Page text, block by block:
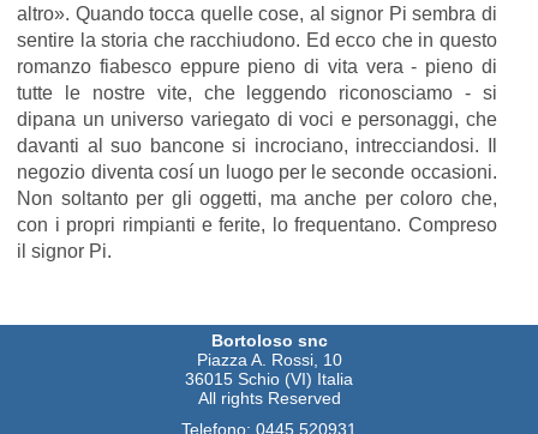
altro». Quando tocca quelle cose, al signor Pi sembra di
sentire la storia che racchiudono. Ed ecco che in questo
romanzo fiabesco eppure pieno di vita vera - pieno di
tutte le nostre vite, che leggendo riconosciamo - si
dipana un universo variegato di voci e personaggi, che
davanti al suo bancone si incrociano, intrecciandosi. Il
negozio diventa cosí un luogo per le seconde occasioni.
Non soltanto per gli oggetti, ma anche per coloro che,
con i propri rimpianti e ferite, lo frequentano. Compreso
il signor Pi.
Bortoloso snc
Piazza A. Rossi, 10
36015 Schio (VI) Italia
All rights Reserved
Telefono: 0445 520931